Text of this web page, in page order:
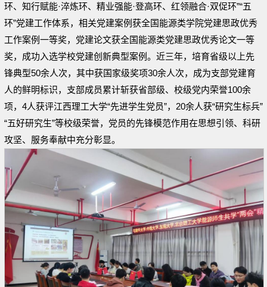
环、知行赋能·淬炼环、精业强能·登高环、红领融合·双促环”“五
环”党建工作体系，相关党建案例获全国能源类学院党建思政优秀
工作案例一等奖，党建论文获全国能源类党建思政优秀论文一等
奖，成功入选学校党建创新典型案例。近三年，培育省级以上先
锋典型50余人次，其中获国家级奖项30余人次，成为支部党建育
人的鲜明标识，支部成员累计斩获省部级、校级党内荣誉100余
项，4人获评江西理工大学“先进学生党员”，20余人获“研究生标兵”
“五好研究生”等校级荣誉，党员的先锋模范作用在思想引领、科研
攻坚、服务奉献中充分彰显。